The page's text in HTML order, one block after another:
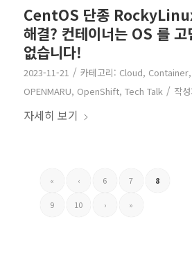
CentOS 단종
해결? 컨테이너는 OS 를 고
없습니다!
2023-11-21 / 카테고리: Cloud, Container,
OPENMARU, OpenShift, Tech Talk / 작
자세히 보기
« ‹ 6 7 8
9 10 › »